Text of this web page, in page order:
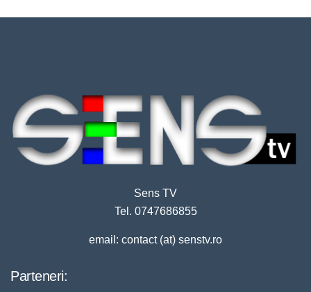
Sens TV
Tel. 0747686855
email: contact (at) senstv.ro
Parteneri: